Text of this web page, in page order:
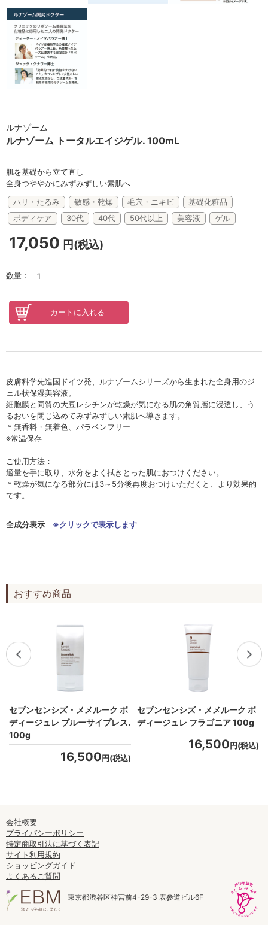
スカイズグレース
スキンケアチケット
オンラインレッスンチケット
Lifest.(ライフェスト）
ルナゾーム
ルナゾーム トータルエイジゲル. 100mL
肌を基礎から立て直し
全身つややかにみずみずしい素肌へ
ハリ・たるみ
敏感・乾燥 毛穴・ニキビ
基礎化粧品
ボディケア
30代 40代 50代以上 美容液 ゲル
17,050 円(税込)
数量：
皮膚科学先進国ドイツ発、ルナゾームシリーズから生まれた全身用のジ
ェル状保湿美容液。
細胞膜と同質の大豆レシチンが乾燥が気になる肌の角質層に浸透し、う
るおいを閉じ込めてみずみずしい素肌へ導きます。
＊無香料・無着色、パラベンフリー
※常温保存
ご使用方法：
適量を手に取り、水分をよく拭きとった肌におつけください。
＊乾燥が気になる部分には3～5分後再度おつけいただくと、より効果的
です。
全成分表示 ※クリックで表示します
おすすめ商品
セブンセンシズ・メメルーク ボ
ディージュレ ブルーサイプレス.
100g
16,500円(税込)
セブンセンシズ・メメルーク ボ
ディージュレ フラゴニア 100g
16,500円(税込)
会社概要
プライバシーポリシー
特定商取引法に基づく表記
サイト利用規約
ショッピングガイド
よくあるご質問
東京都渋谷区神宮前4-29-3 表参道ビル6F